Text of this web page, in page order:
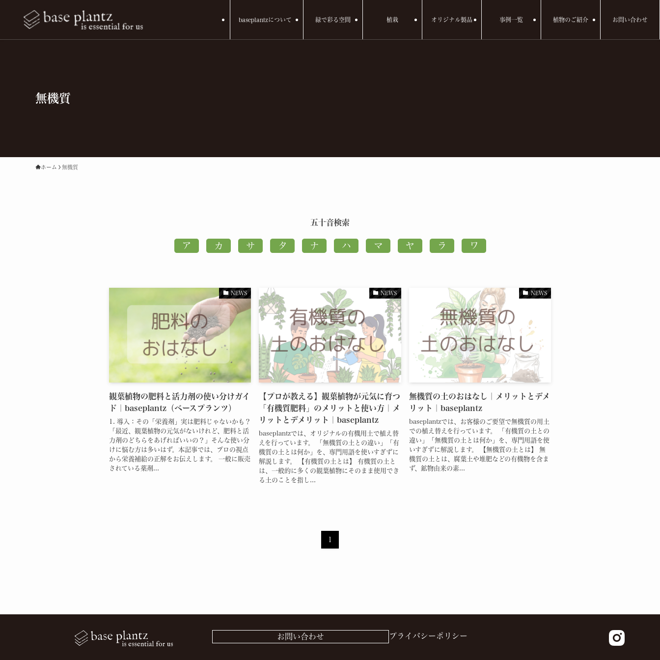
baseplantzについて 緑で彩る空間 植栽 オリジナル製品 事例一覧 植物のご紹介 お問い合わせ
無機質
ホーム 無機質
五十音検索
NEWS
観葉植物の肥料と活力剤の使い分けガイ
ド｜baseplantz（ベースプランツ）
1. 導入：その「栄養剤」実は肥料じゃないかも？
「最近、観葉植物の元気がないけれど、肥料と活
力剤のどちらをあげればいいの？」そんな使い分
けに悩む方は多いはず。本記事では、プロの視点
から栄養補給の正解をお伝えします。 一般に販売
されている薬剤...
NEWS
【プロが教える】観葉植物が元気に育つ
「有機質肥料」のメリットと使い方｜メ
リットとデメリット｜baseplantz
baseplantzでは、オリジナルの有機用土で植え替
えを行っています。 「無機質の土との違い」「有
機質の土とは何か」を、専門用語を使いすぎずに
解説します。 【有機質の土とは】 有機質の土と
は、一般的に多くの観葉植物にそのまま使用でき
る土のことを指し...
NEWS
無機質の土のおはなし｜メリットとデメ
リット｜baseplantz
baseplantzでは、お客様のご要望で無機質の用土
での植え替えを行っています。 「有機質の土との
違い」「無機質の土とは何か」を、専門用語を使
いすぎずに解説します。 【無機質の土とは】 無
機質の土とは、腐葉土や堆肥などの有機物を含ま
ず、鉱物由来の素...
1
お問い合わせ プライバシーポリシー